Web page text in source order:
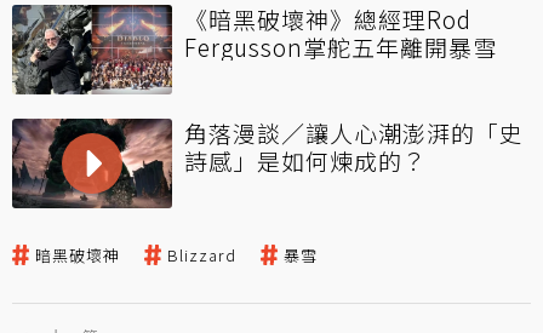
《暗黑破壞神》總經理Rod
Fergusson掌舵五年離開暴雪
角落漫談／讓人心潮澎湃的「史
詩感」是如何煉成的？
暗黑破壞神 Blizzard 暴雪